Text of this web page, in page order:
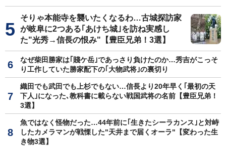
そりゃ本能寺を襲いたくなるわ…古城探訪家
が岐阜に2つある｢あけち城｣を訪ね実感し
た"光秀→信長の恨み"【豊臣兄弟！3選】
なぜ柴田勝家は｢賤ケ岳｣であっさり負けたのか…秀吉がこっそ
り工作していた勝家配下の｢大物武将｣の裏切り
織田でも武田でも上杉でもない…信長より20年早く｢最初の天
下人｣になった､教科書に載らない戦国武将の名前【豊臣兄弟！
3選】
魚ではなく怪物だった…44年前に｢生きたシーラカンス｣と対峙
したカメラマンが戦慄した"天井まで届くオーラ"【変わった生
き物3選】